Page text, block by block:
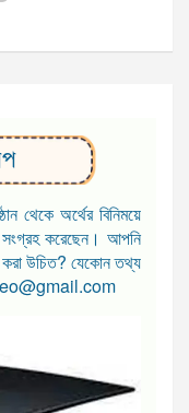
থেকে অর্থের বিনিময়ে
সংগ্রহ করেছেন। আপনি
করা উচিত? যেকোন তথ্য